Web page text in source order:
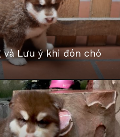
và Lưu ý khi đón chó